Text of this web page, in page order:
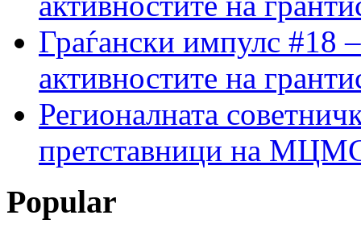
Граѓански импулс #18
активностите на
Регионалната
претставници на МЦМС
Popular